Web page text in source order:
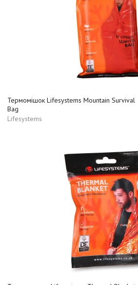
Термомішок Lifesystems Mountain Survival
Bag
Lifesystems